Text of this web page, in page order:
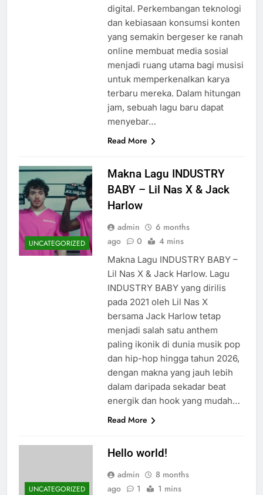
digital. Perkembangan teknologi
dan kebiasaan konsumsi konten
yang semakin bergeser ke ranah
online membuat media sosial
menjadi ruang utama bagi musisi
untuk memperkenalkan karya
terbaru mereka. Dalam hitungan
jam, sebuah lagu baru dapat
menyebar…
Read More
UNCATEGORIZED
Makna Lagu INDUSTRY
BABY – Lil Nas X & Jack
Harlow
admin
6 months
ago
0 4 mins
Makna Lagu INDUSTRY BABY –
Lil Nas X & Jack Harlow. Lagu
INDUSTRY BABY yang dirilis
pada 2021 oleh Lil Nas X
bersama Jack Harlow tetap
menjadi salah satu anthem
paling ikonik di dunia musik pop
dan hip-hop hingga tahun 2026,
dengan makna yang jauh lebih
dalam daripada sekadar beat
energik dan hook yang mudah…
Read More
UNCATEGORIZED
Hello world!
admin
8 months
ago
1 1 mins